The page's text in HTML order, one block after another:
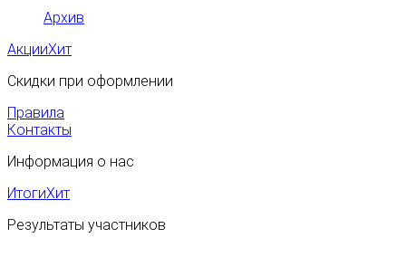
Архив
АкцииХит
Скидки при оформлении
Правила
Контакты
Информация о нас
ИтогиХит
Результаты участников